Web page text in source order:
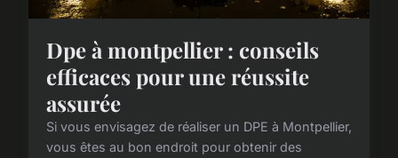
Dpe à montpellier : conseils
efficaces pour une réussite
assurée
Si vous envisagez de réaliser un DPE à Montpellier,
vous êtes au bon endroit pour obtenir des